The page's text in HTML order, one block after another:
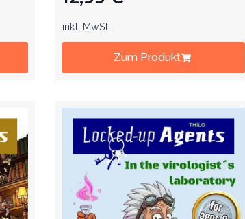
inkl. MwSt.
Zum Produkt